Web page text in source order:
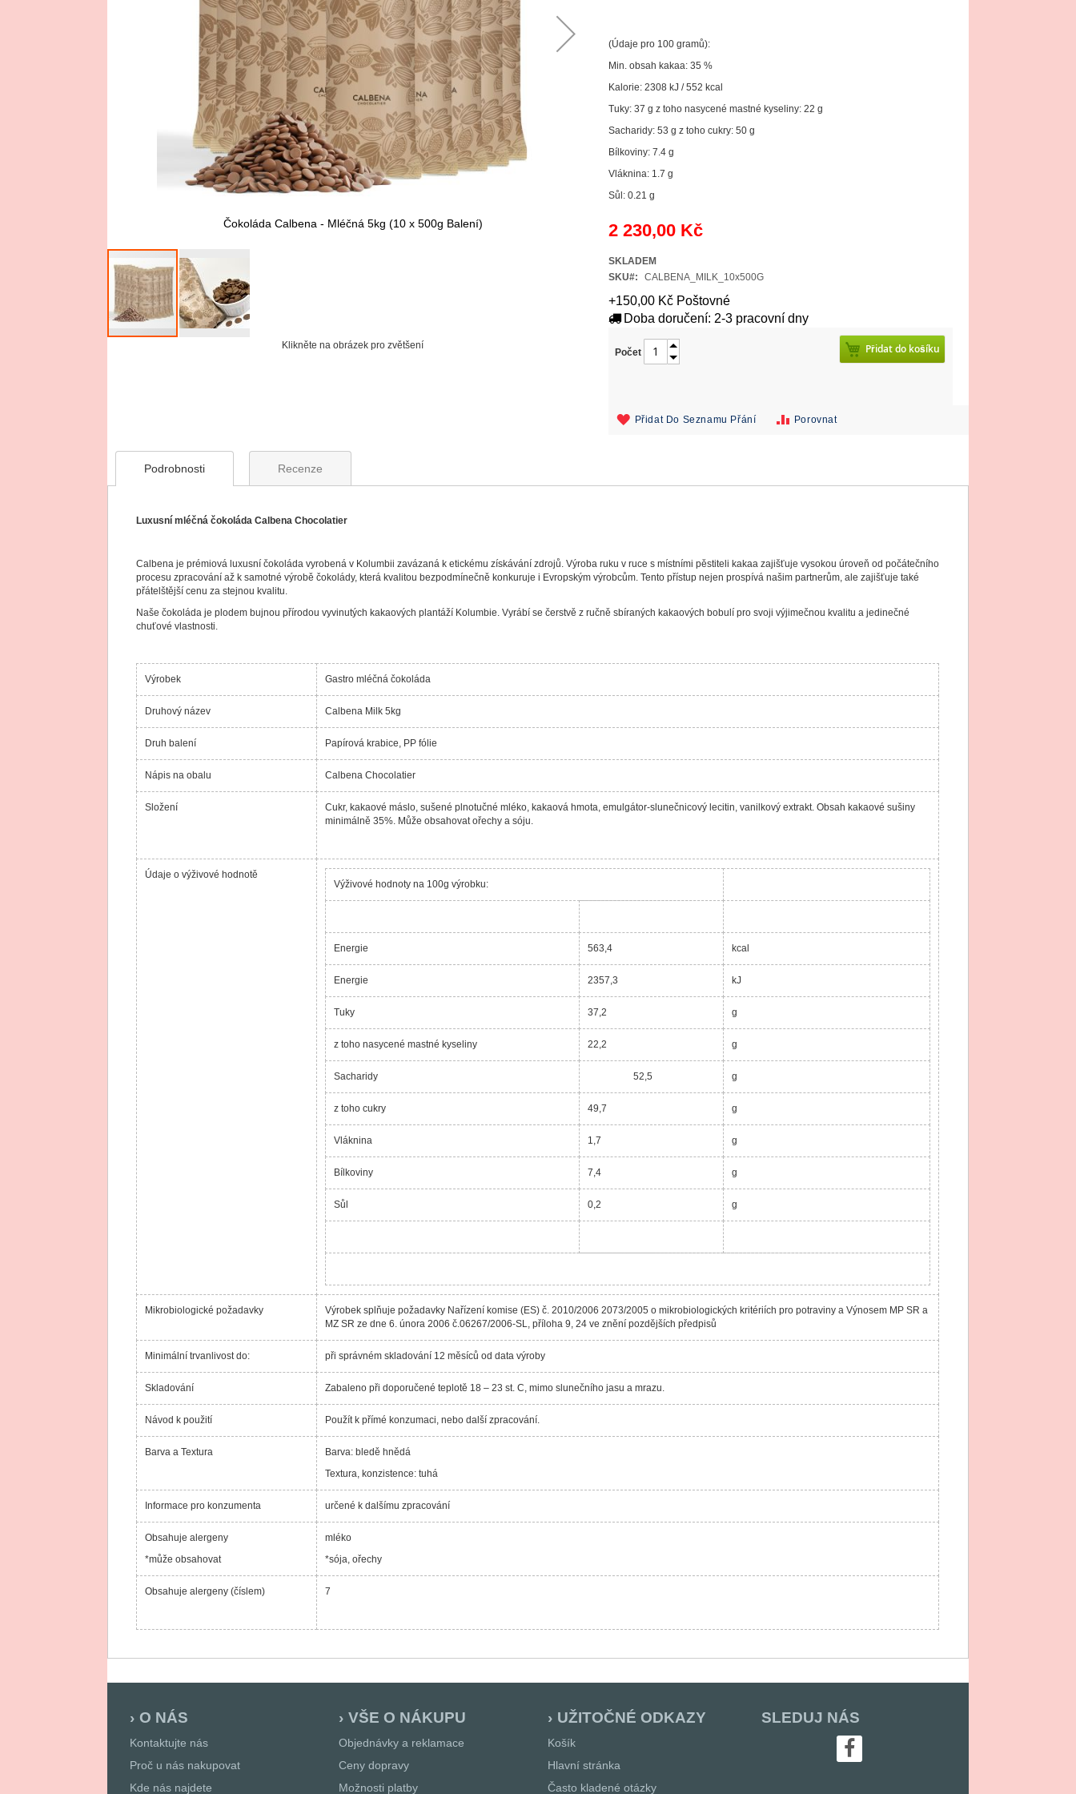
(Údaje pro 100 gramů):
Min. obsah kakaa: 35 %
Kalorie: 2308 kJ / 552 kcal
Tuky: 37 g z toho nasycené mastné kyseliny: 22 g
Sacharidy: 53 g z toho cukry: 50 g
Bílkoviny: 7.4 g
Vláknina: 1.7 g
Sůl: 0.21 g
2 230,00 Kč
SKLADEM
SKU
CALBENA_MILK_10x500G
+150,00 Kč Poštovné
Doba doručení: 2-3 pracovní dny
Počet Přidat do košíku
Přidat Do Seznamu Přání Porovnat
Čokoláda Calbena - Mléčná 5kg (10 x 500g Balení)
Klikněte na obrázek pro zvětšení
gallery
Podrobnosti
Luxusní mléčná čokoláda Calbena Chocolatier
Calbena je prémiová luxusní čokoláda vyrobená v Kolumbii zavázaná k etickému získávání zdrojů. Výroba ruku v ruce s místními pěstiteli kakaa zajišťuje vysokou úroveň od počátečního
procesu zpracování až k samotné výrobě čokolády, která kvalitou bezpodmínečně konkuruje i Evropským výrobcům. Tento přístup nejen prospívá našim partnerům, ale zajišťuje také
přátelštější cenu za stejnou kvalitu.
Naše čokoláda je plodem bujnou přírodou vyvinutých kakaových plantáží Kolumbie. Vyrábí se čerstvě z ručně sbíraných kakaových bobulí pro svoji výjimečnou kvalitu a jedinečné
chuťové vlastnosti.
Výrobek Gastro mléčná čokoláda
Druhový název Calbena Milk 5kg
Druh balení Papírová krabice, PP fólie
Nápis na obalu Calbena Chocolatier
Složení
Cukr, kakaové máslo, sušené plnotučné mléko, kakaová hmota, emulgátor-slunečnicový lecitin, vanilkový extrakt. Obsah kakaové sušiny
minimálně 35%. Může obsahovat ořechy a sóju.
Údaje o výživové hodnotě
Výživové hodnoty na 100g výrobku:
Energie 563,4 kcal
Energie 2357,3 kJ
Tuky 37,2 g
z toho nasycené mastné kyseliny 22,2 g
Sacharidy 52,5 g
z toho cukry 49,7 g
Vláknina 1,7 g
Bílkoviny 7,4 g
Sůl 0,2 g
Mikrobiologické požadavky
Výrobek splňuje požadavky Nařízení komise (ES) č. 2010/2006 2073/2005 o mikrobiologických kritériích pro potraviny a Výnosem MP SR a
MZ SR ze dne 6. února 2006 č.06267/2006-SL, příloha 9, 24 ve znění pozdějších předpisů
Minimální trvanlivost do: při správném skladování 12 měsíců od data výroby
Skladování Zabaleno při doporučené teplotě 18 – 23 st. C, mimo slunečního jasu a mrazu.
Návod k použití Použít k přímé konzumaci, nebo další zpracování.
Barva a Textura
Barva: bledě hnědá
Textura, konzistence: tuhá
Informace pro konzumenta určené k dalšímu zpracování
Obsahuje alergeny
*může obsahovat
mléko
*sója, ořechy
Obsahuje alergeny (číslem) 7
Recenze
O NÁS
Kontaktujte nás
Proč u nás nakupovat
Kde nás najdete
VŠE O NÁKUPU
Objednávky a reklamace
Ceny dopravy
Možnosti platby
UŽITOČNÉ ODKAZY
Košík
Hlavní stránka
Často kladené otázky
SLEDUJ NÁS